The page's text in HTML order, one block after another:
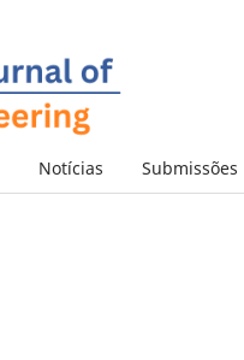
Notícias Submissões